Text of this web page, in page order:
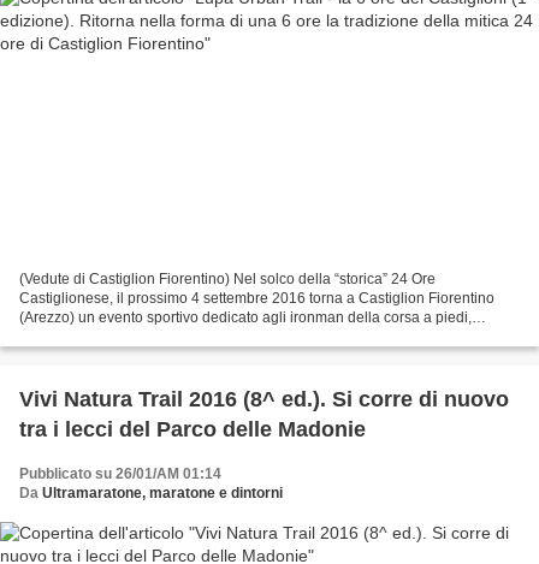
(Vedute di Castiglion Fiorentino) Nel solco della “storica” 24 Ore
Castiglionese, il prossimo 4 settembre 2016 torna a Castiglion Fiorentino
(Arezzo) un evento sportivo dedicato agli ironman della corsa a piedi,
Vivi Natura Trail 2016 (8^ ed.). Si corre di nuovo
tra i lecci del Parco delle Madonie
Pubblicato su 26/01/AM 01:14
Da Ultramaratone, maratone e dintorni